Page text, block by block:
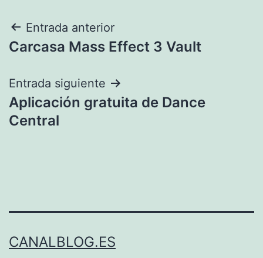
Navegación
de
entradas
Entrada anterior
Carcasa Mass Effect 3 Vault
Entrada siguiente
Aplicación gratuita de Dance
Central
CANALBLOG.ES